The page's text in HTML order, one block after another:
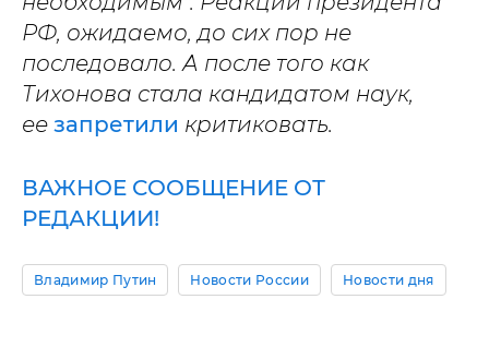
РФ, ожидаемо, до сих пор не
последовало.А после того как
Тихонова стала кандидатом наук,
ее запретили критиковать.
ВАЖНОЕ СООБЩЕНИЕ ОТ
РЕДАКЦИИ!
Владимир Путин Новости России Новости дня